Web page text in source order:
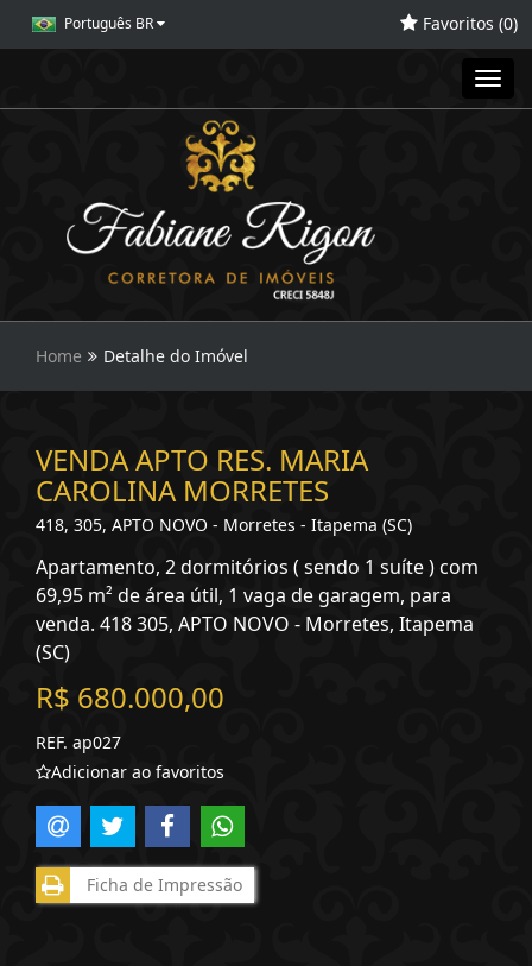
Português BR Favoritos (0)
Home Detalhe do Imóvel
VENDA APTO RES. MARIA
CAROLINA MORRETES
418, 305, APTO NOVO - Morretes - Itapema (SC)
Apartamento, 2 dormitórios ( sendo 1 suíte ) com
69,95 m² de área útil, 1 vaga de garagem, para
venda. 418 305, APTO NOVO - Morretes, Itapema
(SC)
R$ 680.000,00
REF. ap027
Adicionar ao favoritos
Ficha de Impressão